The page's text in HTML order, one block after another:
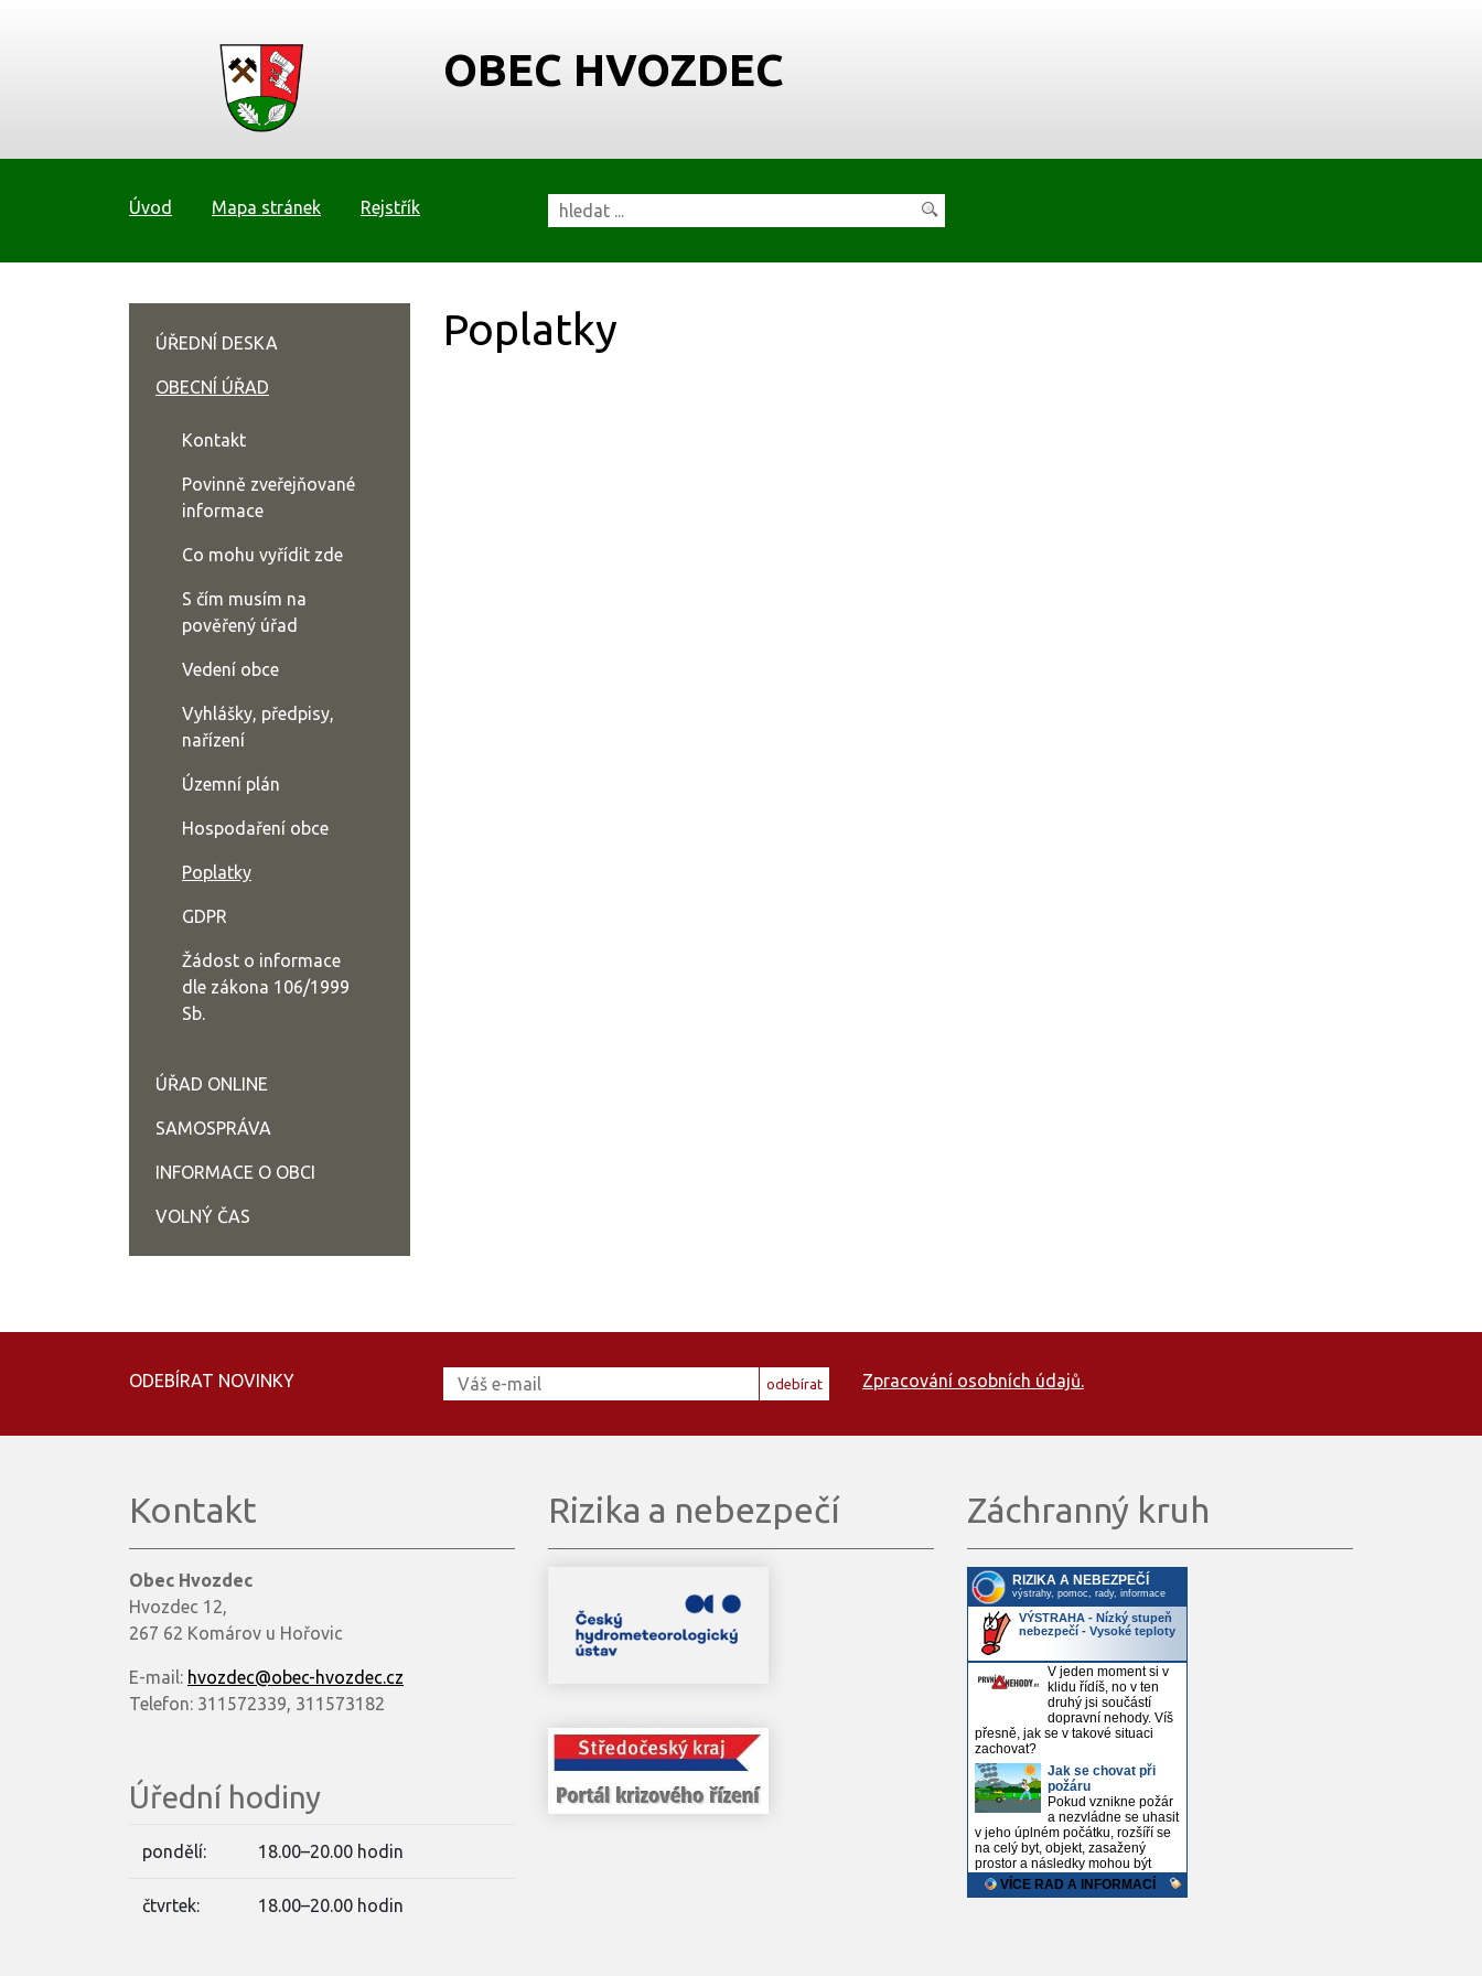
OBEC HVOZDEC
Úvod Mapa stránek Rejstřík
Poplatky
ÚŘEDNÍ DESKA
OBECNÍ ÚŘAD
Kontakt
Povinně zveřejňované
informace
Co mohu vyřídit zde
S čím musím na
pověřený úřad
Vedení obce
Vyhlášky, předpisy,
nařízení
Územní plán
Hospodaření obce
Poplatky
GDPR
Žádost o informace
dle zákona 106/1999
Sb.
ÚŘAD ONLINE
SAMOSPRÁVA
INFORMACE O OBCI
VOLNÝ ČAS
ODEBÍRAT NOVINKY odebírat Zpracování osobních údajů.
Kontakt
Obec Hvozdec
Hvozdec 12,
267 62 Komárov u Hořovic
E-mail: hvozdec@obec-hvozdec.cz
Telefon: 311572339, 311573182
Úřední hodiny
pondělí: 18.00–20.00 hodin
čtvrtek: 18.00–20.00 hodin
Rizika a nebezpečí Záchranný kruh